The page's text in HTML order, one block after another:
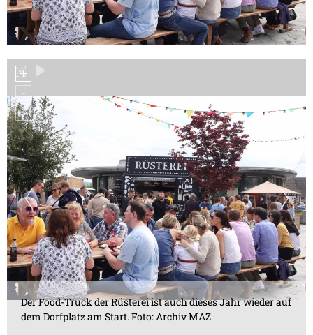
Der Food-Truck der Rüsterei ist auch dieses Jahr wieder auf
dem Dorfplatz am Start. Foto: Archiv MAZ